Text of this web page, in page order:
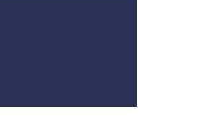
e-asy電子申